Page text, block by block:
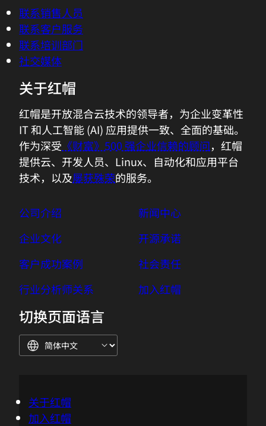
联系销售人员
联系客户服务
联系培训部门
社交媒体
关于红帽
红帽是开放混合云技术的领导者，为企业变革性
IT 和人工智能 (AI) 应用提供一致、全面的基础。
作为深受 《财富》500 强企业信赖的顾问，红帽
提供云、开发人员、Linux、自动化和应用平台
技术，以及屡获殊荣的服务。
公司介绍
企业文化
客户成功案例
行业分析师关系
新闻中心
开源承诺
社会责任
加入红帽
切换页面语言
关于红帽
加入红帽